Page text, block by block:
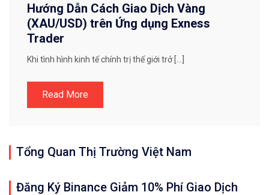
Hướng Dẫn Cách Giao Dịch Vàng
(XAU/USD) trên Ứng dụng Exness
Trader
Khi tình hình kinh tế chính trị thế giới trở […]
Read More
Tổng Quan Thị Trường Việt Nam
Đăng Ký Binance Giảm 10% Phí Giao Dịch